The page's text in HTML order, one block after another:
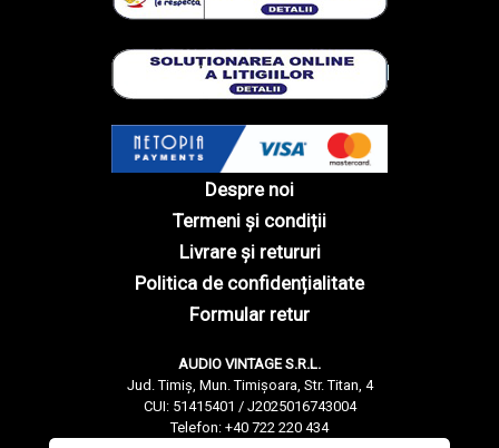
Despre noi
Termeni și condiții
Livrare și retururi
Politica de confidențialitate
Formular retur
AUDIO VINTAGE S.R.L.
Jud. Timiș, Mun. Timișoara, Str. Titan, 4
CUI: 51415401 / J2025016743004
Telefon: +40 722 220 434